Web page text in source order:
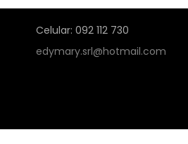
Celular: 092 112 730
edymary.srl@hotmail.com